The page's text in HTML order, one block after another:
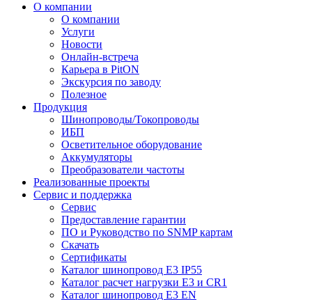
О компании
О компании
Услуги
Новости
Онлайн-встреча
Карьера в PitON
Экскурсия по заводу
Полезное
Продукция
Шинопроводы/Токопроводы
ИБП
Осветительное оборудование
Аккумуляторы
Преобразователи частоты
Реализованные проекты
Сервис и поддержка
Сервис
Предоставление гарантии
ПО и Руководство по SNMP картам
Скачать
Сертификаты
Каталог шинопровод E3 IP55
Каталог расчет нагрузки Е3 и CR1
Каталог шинопровод E3 EN